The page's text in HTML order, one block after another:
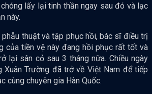
chóng lấy lại tinh thần ngay sau đó và lạc
này.
phẫu thuật và tập phục hồi, bác sĩ điều trị
của tiền vệ này đang hồi phục rất tốt và
lại sân cỏ sau 3 tháng nữa. Chiều ngày
Trường đã trở về Việt Nam để tiếp
cùng chuyên gia Hàn Quốc.